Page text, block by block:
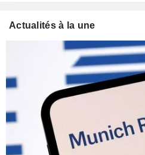
Actualités à la une